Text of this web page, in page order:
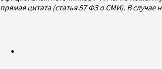
прямая цитата (статья 57 ФЗ о СМИ). В